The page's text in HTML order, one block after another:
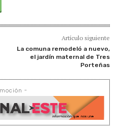
Artículo siguiente
La comuna remodeló a nuevo,
el jardín maternal de Tres
Porteñas
-